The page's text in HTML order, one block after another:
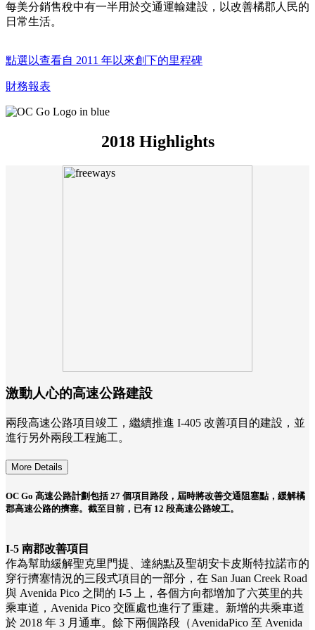
每美分銷售稅中有一半用於交通運輸建設，以改善橘郡人民的
日常生活。
點選以查看自 2011 年以來創下的里程碑
財務報表
2018 Highlights
激動人心的高速公路建設
兩段高速公路項目竣工，繼續推進 I-405 改善項目的建設，並
進行另外兩段工程施工。
More Details
OC Go 高速公路計劃包括 27 個項目路段，屆時將改善交通阻塞點，緩解橘
郡高速公路的擠塞。截至目前，已有 12 段高速公路竣工。
I-5 南郡改善項目
作為幫助緩解聖克里門提、達納點及聖胡安卡皮斯特拉諾市的
穿行擠塞情況的三段式項目的一部分，在 San Juan Creek Road
與 Avenida Pico 之間的 I-5 上，各個方向都增加了六英里的共
乘車道，Avenida Pico 交匯處也進行了重建。新增的共乘車道
於 2018 年 3 月通車。餘下兩個路段（AvenidaPico 至 Avenida